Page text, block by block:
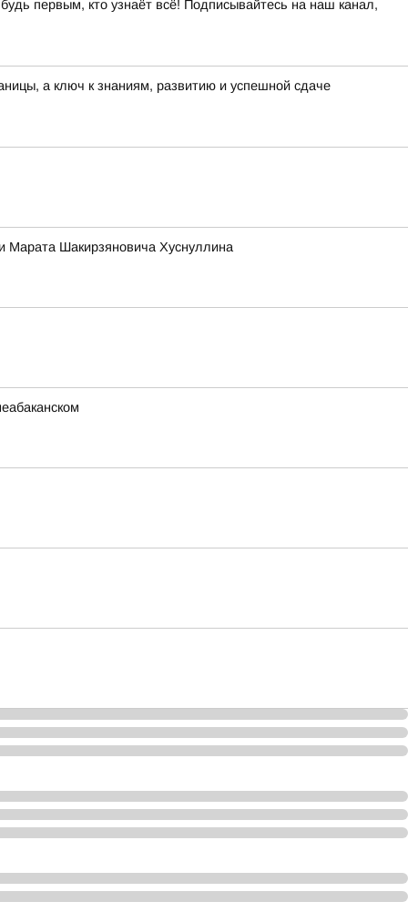
первым, кто узнаёт всё! Подписывайтесь на наш канал,
а ключ к знаниям, развитию и успешной сдаче
Марата Шакирзяновича Хуснуллина